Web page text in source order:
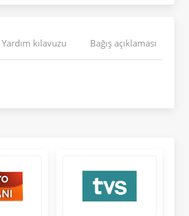
Yardım kılavuzu Bağış açıklaması